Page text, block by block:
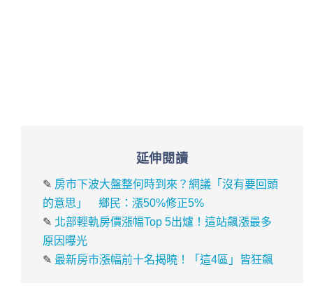
延伸閱讀
✎ 房市下波大盤整何時到來？網議「沒有要回頭
的意思」 鄉民：漲50%修正5%
✎ 北部輕軌房價漲幅Top 5出爐！這站飆漲最多
原因曝光
✎ 最新房市漲幅前十名揭曉！「這4區」皆狂飆